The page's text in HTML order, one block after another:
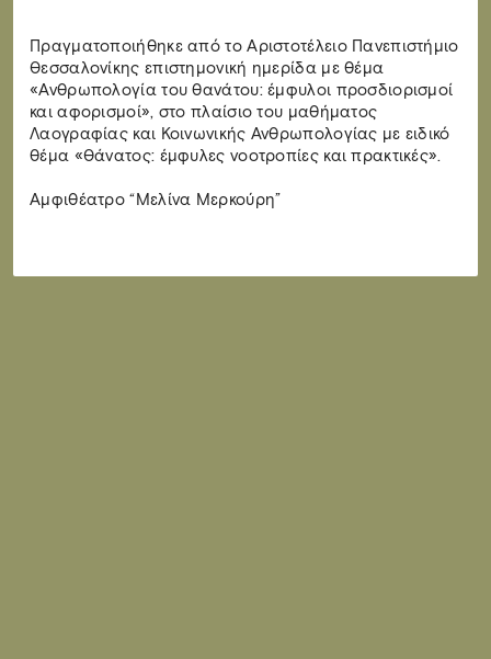
Πραγματοποιήθηκε από το Αριστοτέλειο Πανεπιστήμιο
Θεσσαλονίκης επιστημονική ημερίδα με θέμα
«Ανθρωπολογία του θανάτου: έμφυλοι προσδιορισμοί
και αφορισμοί», στο πλαίσιο του μαθήματος
Λαογραφίας και Κοινωνικής Ανθρωπολογίας με ειδικό
θέμα «Θάνατος: έμφυλες νοοτροπίες και πρακτικές».
Αμφιθέατρο “Μελίνα Μερκούρη”